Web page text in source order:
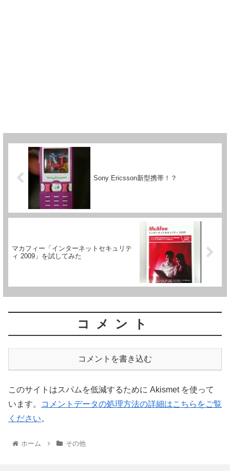
Sony Ericsson新型携帯！？
マカフィー「インターネットセキュリテ
ィ 2009」を試してみた
コメント
コメントを書き込む
このサイトはスパムを低減するために Akismet を使って
います。
コメントデータの処理方法の詳細はこちらをご覧
ください。
ホーム その他